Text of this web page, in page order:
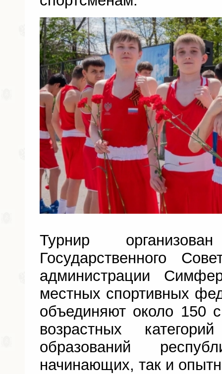
Турнир
Государственного
администрации
местных спортивных
объединяют около 150
возрастных
образований
начинающих, так и